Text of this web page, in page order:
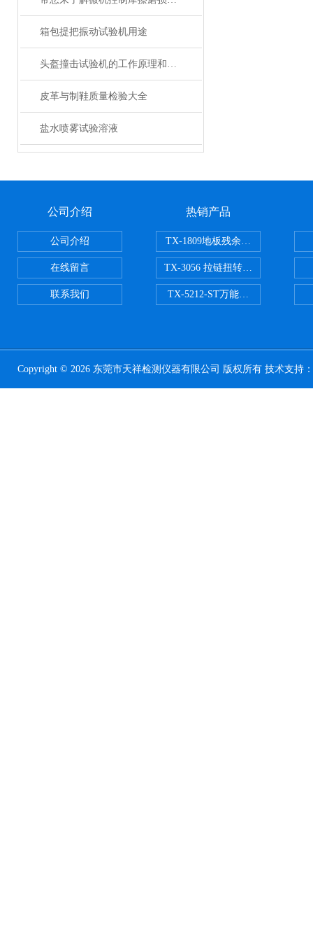
箱包提把振动试验机用途
头盔撞击试验机的工作原理和系统组成
皮革与制鞋质量检验大全
盐水喷雾试验溶液
公司介绍
公司介绍
在线留言
联系我们
热销产品
TX-1809地板残余凹陷试验机
TX-3056 拉链扭转试验机
TX-5212-ST万能磨耗试验机（
Copyright © 2026 东莞市天祥检测仪器有限公司 版权所有 技术支持：